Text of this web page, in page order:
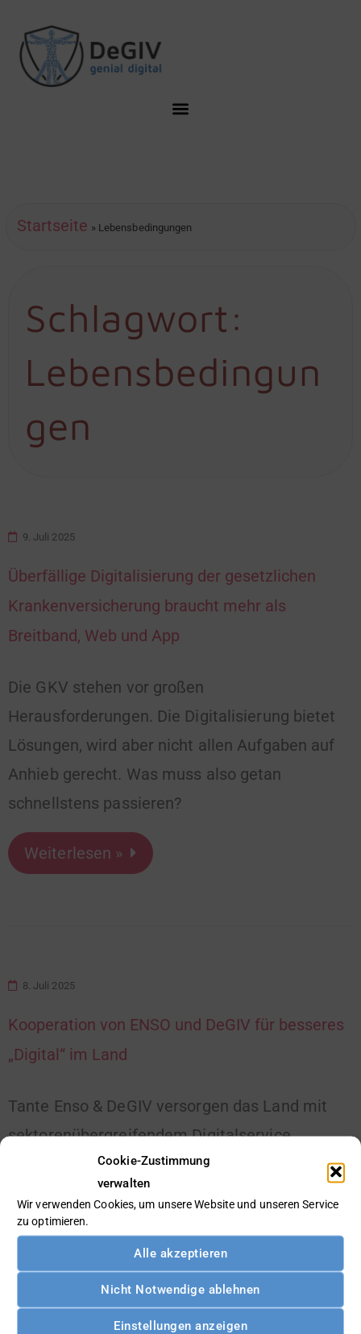
Cookie-Zustimmung
verwalten
Wir verwenden Cookies, um unsere Website und unseren Service
zu optimieren.
Alle akzeptieren
Nicht Notwendige ablehnen
Einstellungen anzeigen
Startseite » Lebensbedingungen
Schlagwort:
Lebensbedingun
gen
9. Juli 2025
Überfällige Digitalisierung der gesetzlichen
Krankenversicherung braucht mehr als
Breitband, Web und App
Die GKV stehen vor großen
Herausforderungen. Die Digitalisierung bietet
Lösungen, wird aber nicht allen Aufgaben auf
Anhieb gerecht. Was muss also getan
schnellstens passieren?
Weiterlesen »
8. Juli 2025
Kooperation von ENSO und DeGIV für besseres
„Digital“ im Land
Tante Enso & DeGIV versorgen das Land mit
sektorenübergreifendem Digitalservice
Weiterlesen »